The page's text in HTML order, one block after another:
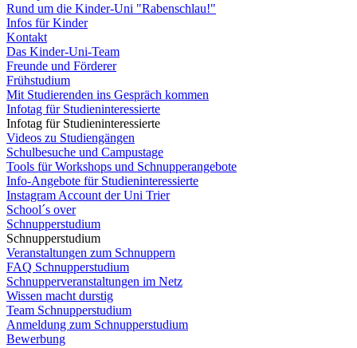
Rund um die Kinder-Uni "Rabenschlau!"
Infos für Kinder
Kontakt
Das Kinder-Uni-Team
Freunde und Förderer
Frühstudium
Mit Studierenden ins Gespräch kommen
Infotag für Studieninteressierte
Infotag für Studieninteressierte
Videos zu Studiengängen
Schulbesuche und Campustage
Tools für Workshops und Schnupperangebote
Info-Angebote für Studieninteressierte
Instagram Account der Uni Trier
School´s over
Schnupperstudium
Schnupperstudium
Veranstaltungen zum Schnuppern
FAQ Schnupperstudium
Schnupperveranstaltungen im Netz
Wissen macht durstig
Team Schnupperstudium
Anmeldung zum Schnupperstudium
Bewerbung